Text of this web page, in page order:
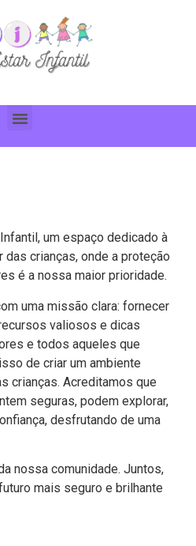
um espaço dedicado à
crianças, onde a proteção
é a nossa maior prioridade.
uma missão clara: fornecer
valiosos e dicas
e todos aqueles que
de criar um ambiente
crianças. Acreditamos que
seguras, podem explorar,
desfrutando de uma
nossa comunidade. Juntos,
mais seguro e brilhante